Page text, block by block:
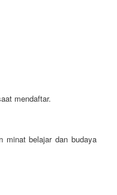
mendaftar.
minat belajar dan budaya